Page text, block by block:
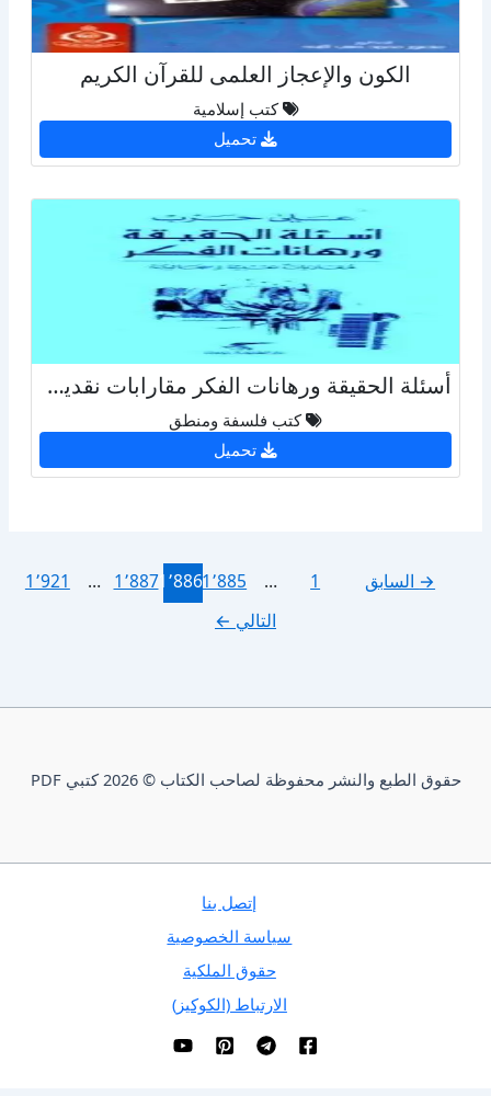
الكون والإعجاز العلمى للقرآن الكريم
كتب إسلامية
تحميل
أسئلة الحقيقة ورهانات الفكر مقارابات نقدية وسجالية
كتب فلسفة ومنطق
تحميل
→السابق 1
… 1٬8851٬8861٬887 …
1٬921
التالي ←
حقوق الطبع والنشر محفوظة لصاحب الكتاب © 2026 كتبي PDF
إتصل بنا
سياسة الخصوصية
حقوق الملكية
الارتباط (الكوكيز)